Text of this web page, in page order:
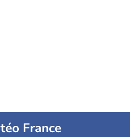
France